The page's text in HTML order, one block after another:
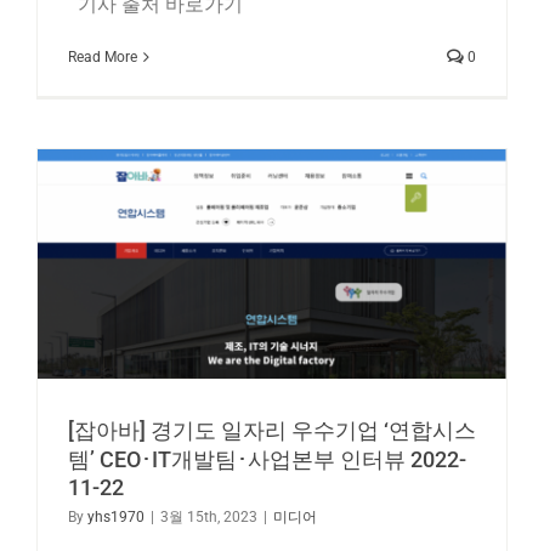
Read More 0
[잡아바] 경기도 일자리 우수기업 ‘연합시스
템’ CEO･IT개발팀･사업본부 인터뷰 2022-
11-22
By yhs1970 3월 15th, 2023 미디어